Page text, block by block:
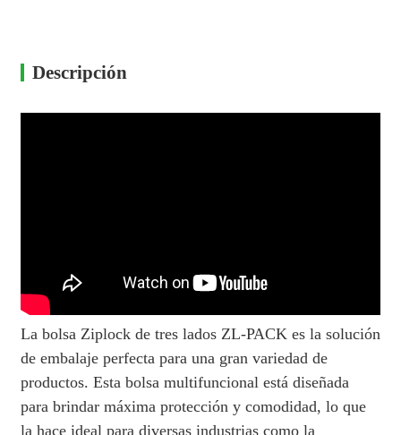
Descripción
La bolsa Ziplock de tres lados ZL-PACK es la solución
de embalaje perfecta para una gran variedad de
productos. Esta bolsa multifuncional está diseñada
para brindar máxima protección y comodidad, lo que
la hace ideal para diversas industrias como la